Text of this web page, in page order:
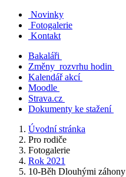
Novinky
Fotogalerie
Kontakt
Bakaláři
Změny rozvrhu hodin
Kalendář akcí
Moodle
Strava.cz
Dokumenty ke stažení
Úvodní stránka
Pro rodiče
Fotogalerie
Rok 2021
10-Běh Dlouhými záhony